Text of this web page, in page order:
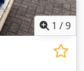
1 /9